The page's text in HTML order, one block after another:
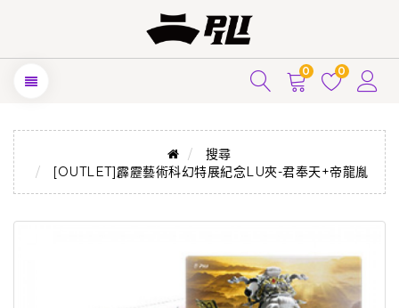
0 0
搜尋
[OUTLET]霹靂藝術科幻特展紀念LU夾-君奉天+帝龍胤